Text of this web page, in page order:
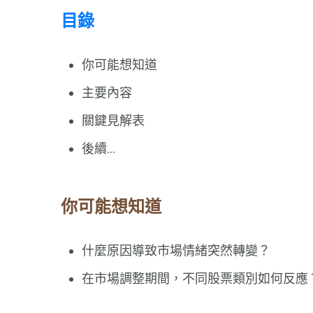
目錄
你可能想知道
主要內容
關鍵見解表
後續...
你可能想知道
什麼原因導致市場情緒突然轉變？
在市場調整期間，不同股票類別如何反應